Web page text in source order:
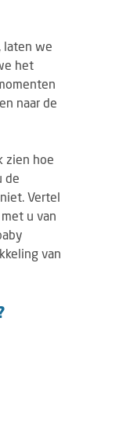
laten we
het
naar de
zien hoe
de
Vertel
u van
van